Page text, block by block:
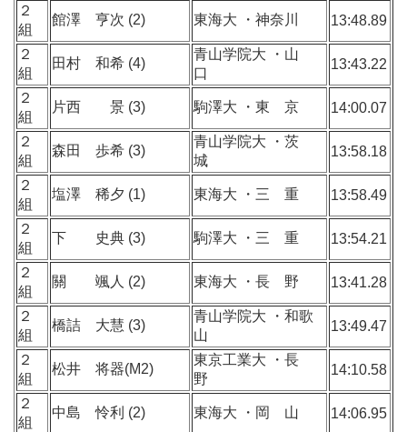
２
組
館澤 亨次 (2) 東海大 ・神奈川 13:48.89
２
組
田村 和希 (4)
青山学院大 ・山
口
13:43.22
２
組
片西 景 (3) 駒澤大 ・東 京 14:00.07
２
組
森田 歩希 (3)
青山学院大 ・茨
城
13:58.18
２
組
塩澤 稀夕 (1) 東海大 ・三 重 13:58.49
２
組
下 史典 (3) 駒澤大 ・三 重 13:54.21
２
組
關 颯人 (2) 東海大 ・長 野 13:41.28
２
組
橋詰 大慧 (3)
青山学院大 ・和歌
山
13:49.47
２
組
松井 将器(M2)
東京工業大 ・長
野
14:10.58
２
組
中島 怜利 (2) 東海大 ・岡 山 14:06.95